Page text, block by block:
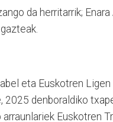
da herritarrik; Enara
eta Euskotren
denboraldiko
Euskotren